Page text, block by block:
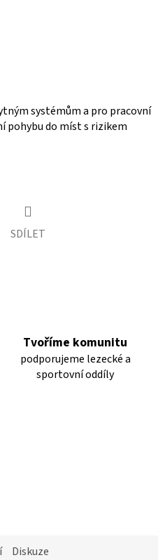
systémům a pro pracovní
pohybu do míst s rizikem
SDÍLET
Tvoříme komunitu
podporujeme lezecké a
sportovní oddíly
Diskuze